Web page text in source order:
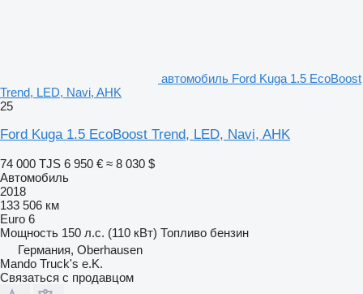
автомобиль Ford Kuga 1.5 EcoBoost
Trend, LED, Navi, AHK
25
Ford Kuga 1.5 EcoBoost Trend, LED, Navi, AHK
74 000 TJS 6 950 € ≈ 8 030 $
Автомобиль
2018
133 506 км
Euro 6
Мощность 150 л.с. (110 кВт) Топливо бензин
Германия, Oberhausen
Mando Truck's e.K.
Связаться с продавцом